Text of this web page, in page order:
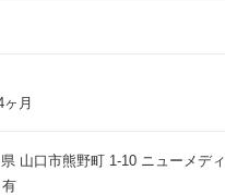
月
山口市熊野町 1-10 ニューメデ
有